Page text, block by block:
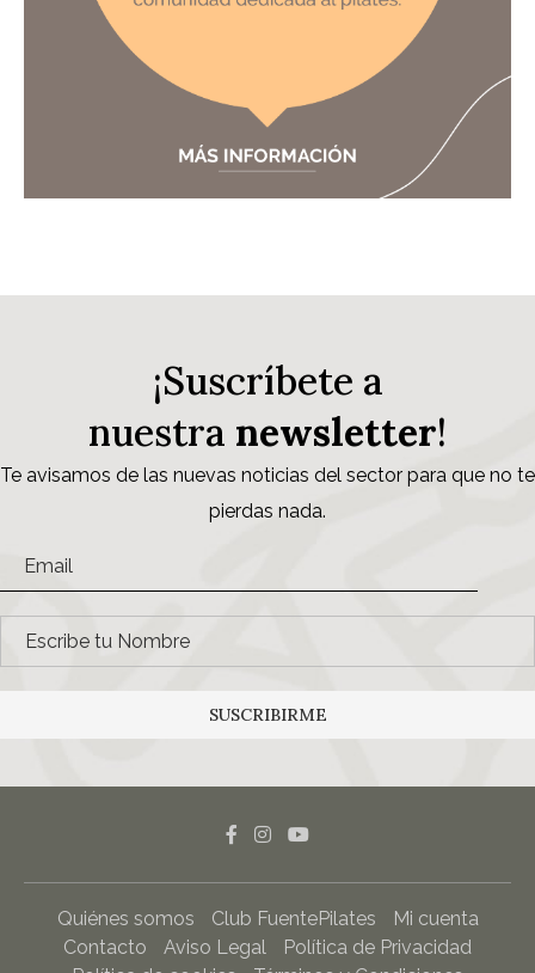
¡Suscríbete a
nuestra newsletter!
Te avisamos de las nuevas noticias del sector para que no te
pierdas nada.
SUSCRIBIRME
Quiénes somos Club FuentePilates
Mi cuenta
Contacto
Aviso Legal
Política de Privacidad